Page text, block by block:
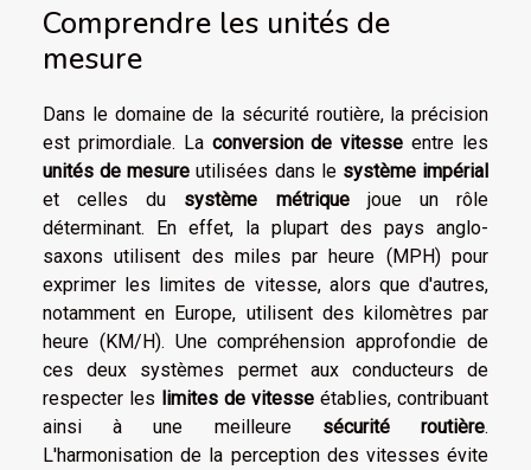
Comprendre les unités de
mesure
Dans le domaine de la sécurité routière, la précision
est primordiale. La conversion de vitesse entre les
unités de mesure utilisées dans le système impérial
et celles du système métriquejoue un rôle
déterminant. En effet, la plupart des pays anglo-
saxons utilisent des miles par heure (MPH) pour
exprimer les limites de vitesse, alors que d'autres,
notamment en Europe, utilisent des kilomètres par
heure (KM/H). Une compréhension approfondie de
ces deux systèmes permet aux conducteurs de
respecter les limites de vitesse établies, contribuant
ainsi à une meilleure sécurité routière.
L'harmonisation de la perception des vitesses évite